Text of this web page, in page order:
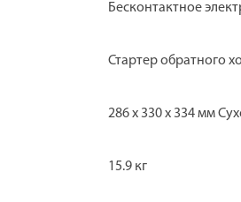
Бесконтактное
Стартер обратного
286 x 330 x 334 мм
15.9 кг